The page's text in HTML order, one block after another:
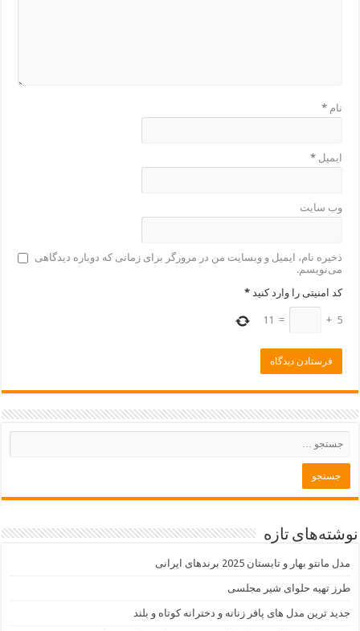
نام*
ایمیل*
وب‌ سایت
ذخیره نام، ایمیل و وبسایت من در مرورگر برای زمانی که دوباره دیدگاهی
می‌نویسم.
کد امنیتی را وارد کنید *
5
+
=
11
نوشته‌های تازه
مدل مانتو بهار و تابستان 2025 برندهای ایرانی
طرز تهیه حلوای شیر مجلسی
جدید ترین مدل های پافر زنانه و دخترانه کوتاه و بلند